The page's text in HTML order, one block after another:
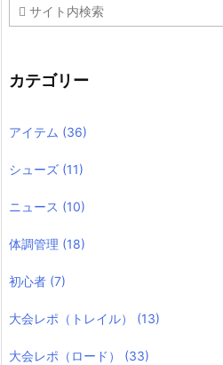
カテゴリー
アイテム (36)
シューズ (11)
ニュース (10)
体調管理 (18)
初心者 (7)
大会レポ（トレイル） (13)
大会レポ（ロード） (33)